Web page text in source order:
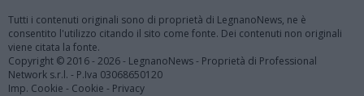
Tutti i contenuti originali sono di proprietà di LegnanoNews, ne è
consentito l'utilizzo citando il sito come fonte. Dei contenuti non originali
viene citata la fonte.
Copyright © 2016 - 2026 - LegnanoNews - Proprietà di Professional
Network s.r.l. - P.Iva 03068650120
Imp. Cookie - Cookie - Privacy